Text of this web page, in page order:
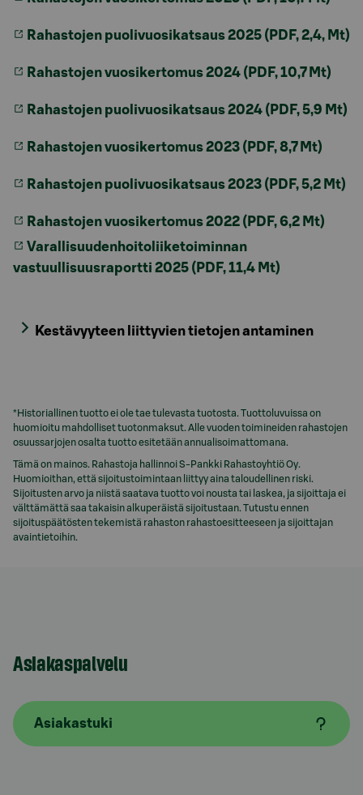
Rahastojen puolivuosikatsaus 2025 (PDF, 2,4, Mt)
Rahastojen vuosikertomus 2024 (PDF, 10,7 Mt)
Rahastojen puolivuosikatsaus 2024 (PDF, 5,9 Mt)
Rahastojen vuosikertomus 2023 (PDF, 8,7 Mt)
Rahastojen puolivuosikatsaus 2023 (PDF, 5,2 Mt)
Rahastojen vuosikertomus 2022 (PDF, 6,2 Mt)
Varallisuudenhoitoliiketoiminnan
vastuullisuusraportti 2025 (PDF, 11,4 Mt)
Kestävyyteen liittyvien tietojen antaminen
*Historiallinen tuotto ei ole tae tulevasta tuotosta. Tuottoluvuissa on
huomioitu mahdolliset tuotonmaksut. Alle vuoden toimineiden rahastojen
osuussarjojen osalta tuotto esitetään annualisoimattomana.
Tämä on mainos. Rahastoja hallinnoi S-Pankki Rahastoyhtiö Oy.
Huomioithan, että sijoitustoimintaan liittyy aina taloudellinen riski.
Sijoitusten arvo ja niistä saatava tuotto voi nousta tai laskea, ja sijoittaja ei
välttämättä saa takaisin alkuperäistä sijoitustaan. Tutustu ennen
sijoituspäätösten tekemistä rahaston rahastoesitteeseen ja sijoittajan
avaintietoihin.
Asiakaspalvelu
Asiakastuki